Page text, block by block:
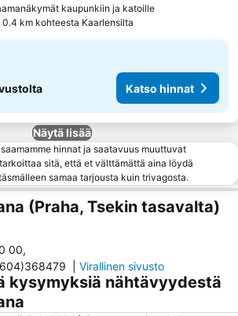
kaupunkiin ja katoille
0.4 km kohteesta Kaarlensilta
Katso hinnat
Näytä lisää
hinnat ja saatavuus muuttuvat
sitä, että et välttämättä aina löydä
samaa tarjousta kuin trivagosta.
(Praha, Tsekin tasavalta)
00,
Virallinen sivusto
kysymyksiä nähtävyydestä